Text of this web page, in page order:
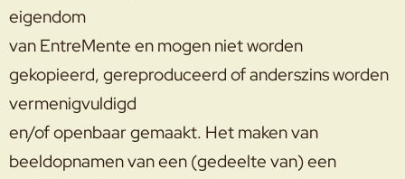
eigendom
van EntreMente en mogen niet worden
gekopieerd, gereproduceerd of anderszins worden
vermenigvuldigd
en/of openbaar gemaakt. Het maken van
beeldopnamen van een (gedeelte van) een